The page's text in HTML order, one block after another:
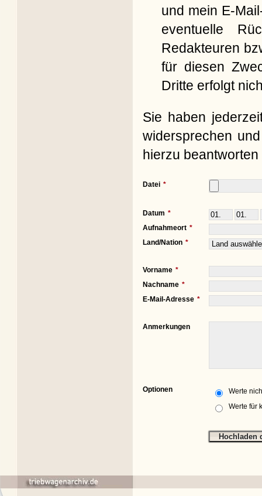
und mein E-
eventuelle
Redakteuren
für diesen
Dritte erfolgt
Sie haben
widersprechen
hierzu
Datei
Datum
Aufnahmeort
Land/Nation
Vorname
Nachname
E-Mail-Adresse
Anmerkungen
Optionen
Werte
Werte für